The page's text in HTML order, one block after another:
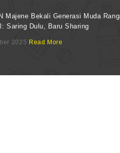
Majene Bekali Generasi Muda
Saring Dulu, Baru Sharing
2025 Read More